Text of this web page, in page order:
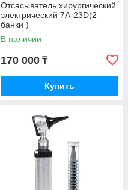
Отсасыватель хирургический
электрический 7А-23D(2
банки )
В наличии
170 000 ₸
Купить